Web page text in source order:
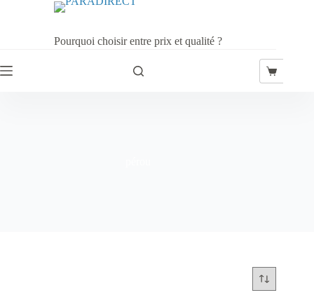
Pourquoi choisir entre prix et qualité ?
Panier